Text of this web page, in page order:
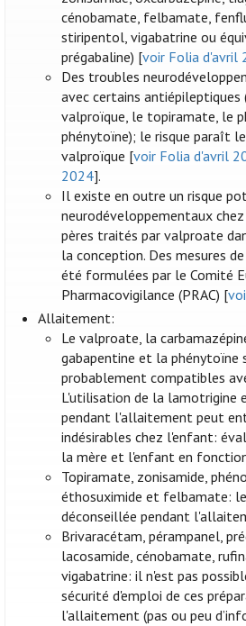
cénobamate, felbamate,
stiripentol, vigabatrine ou
prégabaline) [voir Folia d'avril
Des troubles
avec certains
valproïque, le topiramate, le
phénytoïne); le risque paraît
valproïque [voir Folia d'avril
2024].
Il existe en outre un risque
neurodéveloppementaux
pères traités par valproate
la conception. Des mesures
été formulées par le Comité
Pharmacovigilance (PRAC) [
Allaitement:
Le valproate, la
gabapentine et la phénytoïne
probablement compatibles
L'utilisation de la lamotrigine
pendant l'allaitement peut
indésirables chez l'enfant:
la mère et l'enfant en
Topiramate, zonisamide,
éthosuximide et felbamate:
déconseillée pendant
Brivaracétam, pérampanel,
lacosamide, cénobamate,
vigabatrine: il n'est pas
sécurité d'emploi de ces
l'allaitement (pas ou peu